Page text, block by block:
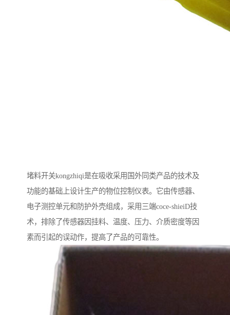
堵料开关kongzhiqi是在吸收采用国外同类产品的技术及
功能的基础上设计生产的物位控制仪表。它由传感器、
电子测控单元和防护外壳组成，采用三端coce-shieiD技
术，排除了传感器因挂料、温度、压力、介质密度等因
素而引起的误动作，提高了产品的可靠性。